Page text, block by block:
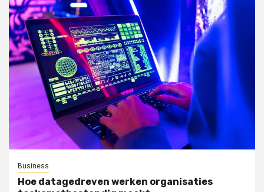
Business
Hoe datagedreven werken organisaties